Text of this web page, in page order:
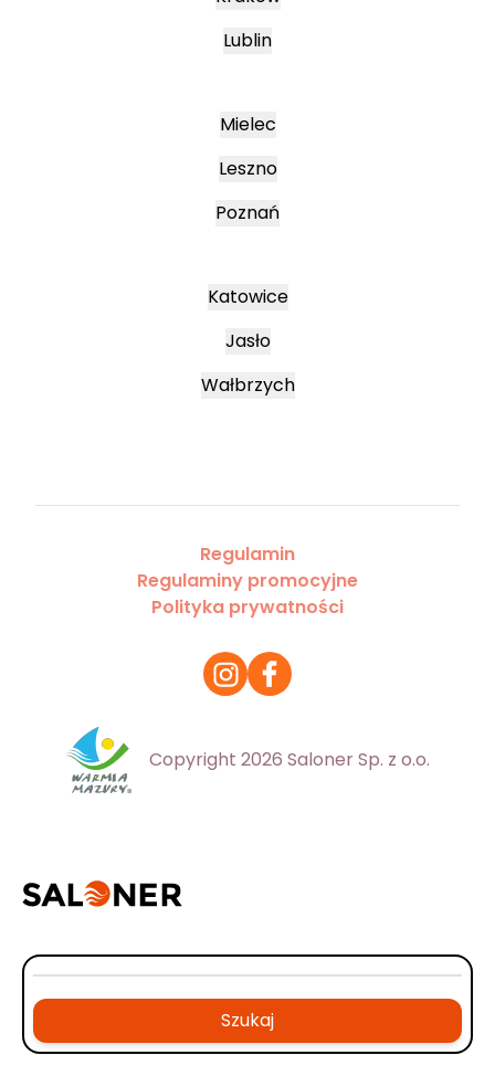
Lublin
Mielec
Leszno
Poznań
Katowice
Jasło
Wałbrzych
Regulamin
Regulaminy promocyjne
Polityka prywatności
Copyright 2026 Saloner Sp. z o.o.
Szukaj